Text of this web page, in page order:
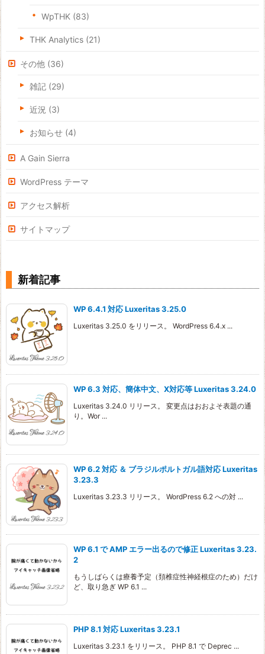
WpTHK (83)
THK Analytics (21)
その他 (36)
雑記 (29)
近況 (3)
お知らせ (4)
A Gain Sierra
WordPress テーマ
アクセス解析
サイトマップ
新着記事
WP 6.4.1 対応 Luxeritas 3.25.0
Luxeritas 3.25.0 をリリース。 WordPress 6.4.x ...
WP 6.3 対応、簡体中文、X対応等 Luxeritas 3.24.0
Luxeritas 3.24.0 リリース。 変更点はおおよそ表題の通
り。Wor ...
WP 6.2 対応 ＆ ブラジルポルトガル語対応 Luxeritas
3.23.3
Luxeritas 3.23.3 リリース。 WordPress 6.2 への対 ...
WP 6.1 で AMP エラー出るので修正 Luxeritas 3.23.
2
もうしばらくは療養予定（頚椎症性神経根症のため）だけ
ど、取り急ぎ WP 6.1 ...
PHP 8.1 対応 Luxeritas 3.23.1
Luxeritas 3.23.1 をリリース。 PHP 8.1 で Deprec ...